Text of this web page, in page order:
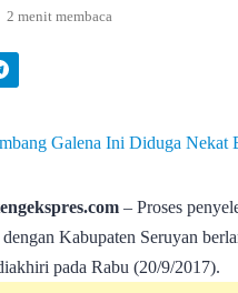
2 menit membaca
– Proses
Kabupaten Seruyan
pada Rabu (20/9/2017).